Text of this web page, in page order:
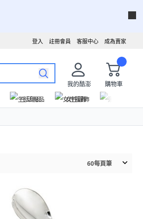
成為賣家
客服中心
註冊會員
登入
我的酷澎
購物車
生活用品 女性服飾
60每頁筆